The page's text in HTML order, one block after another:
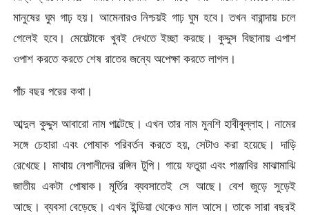
মানুষের ঘুম গাঢ় হয়। আমেনারও নিশ্চয়ই গাঢ় ঘুম হবে। তখন বারান্দায় চলে
গেলেই হবে। মেয়েটাকে খুবই দেখতে ইচ্ছা করছে। কুদ্দুস বিছানায় এপাশ
ওপাশ করতে করতে শেষ রাতের জন্যে অপেক্ষা করতে লাগল।
পাঁচ বছর পরের কথা।
আব্দুল কুদ্দুস আবারো নাম পাল্টেছে। এখন তার নাম মুনশি হাবীবুল্লাহ। নামের
সঙ্গে চেহারা এবং পোষাক পরিবর্তন করতে হয়, সেটাও করা হয়েছে। দাড়ি
রেখেছে। মাথায় নেপালীদের রঙ্গিন টুপি। গায়ে ফতুয়া এবং পাঞ্জাবির মাঝামাঝি
জাতীয় একটা পোষাক। মূর্তির ব্যবসাতেই সে আছে। বেশ জুড়ে সুড়েই
আছে। ব্যবসা বেড়েছে। এখন ইন্ডিয়া থেকেও মাল আসে। তাকে সারা বছরই